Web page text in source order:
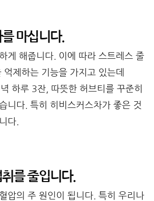
마십니다.
게 해줍니다. 이에 따라 스트레스 줄
억제하는 기능을 가지고 있는데
하루 3잔, 따뜻한 허브티를 꾸준히
니다. 특히 히비스커스차가 좋은 것
다.
를 줄입니다.
압의 주 원인이 됩니다. 특히 우리나